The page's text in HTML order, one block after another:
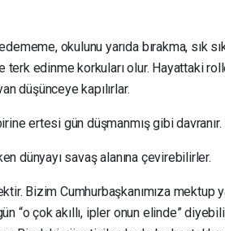
okulunu yarıda bırakma, sık
edinme korkuları olur. Hayattaki
düşünceye kapılırlar.
ertesi gün düşmanmış gibi
dünyayı savaş alanına çevirebilirler.
Bizim Cumhurbaşkanımıza mektup
“o çok akıllı, ipler onun elinde”